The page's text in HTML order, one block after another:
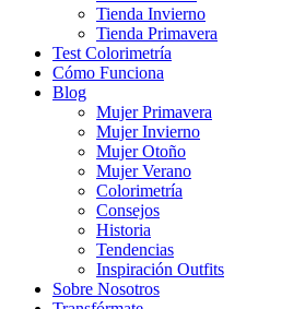
Tienda Invierno
Tienda Primavera
Test Colorimetría
Cómo Funciona
Blog
Mujer Primavera
Mujer Invierno
Mujer Otoño
Mujer Verano
Colorimetría
Consejos
Historia
Tendencias
Inspiración Outfits
Sobre Nosotros